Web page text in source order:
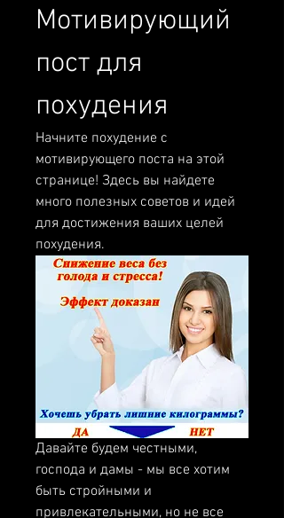
Мотивирующий
пост для
похудения
Начните похудение с
мотивирующего поста на этой
странице! Здесь вы найдете
много полезных советов и идей
для достижения ваших целей
похудения.
Давайте будем честными,
господа и дамы - мы все хотим
быть стройными и
привлекательными, но не все